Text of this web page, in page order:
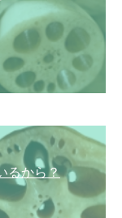
るから？